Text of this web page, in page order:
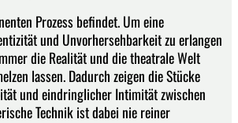
Prozess befindet. Um eine
und Unvorhersehbarkeit zu erlangen
die Realität und die theatrale Welt
lassen. Dadurch zeigen die Stücke
und eindringlicher Intimität zwischen
Technik ist dabei nie reiner